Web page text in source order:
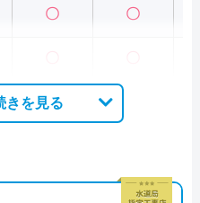
〇 〇
きを見る